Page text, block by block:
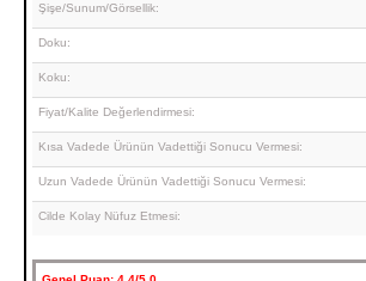
Şişe/Sunum/Görsellik:
Doku:
Koku:
Fiyat/Kalite Değerlendirmesi:
Kısa Vadede Ürünün Vadettiği Sonucu Vermesi:
Uzun Vadede Ürünün Vadettiği Sonucu Vermesi:
Cilde Kolay Nüfuz Etmesi: